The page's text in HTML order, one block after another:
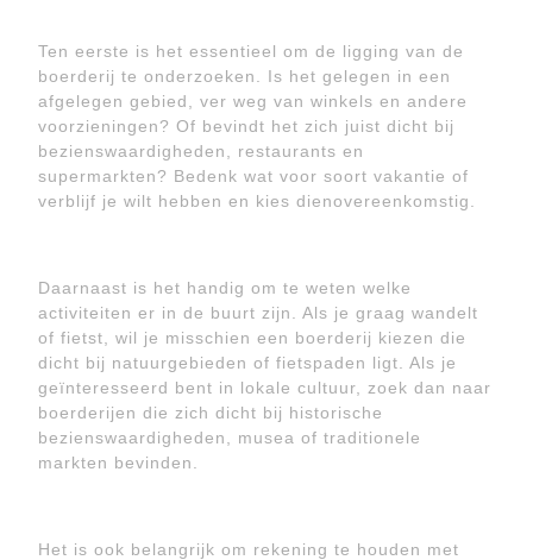
Ten eerste is het essentieel om de ligging van de
boerderij te onderzoeken. Is het gelegen in een
afgelegen gebied, ver weg van winkels en andere
voorzieningen? Of bevindt het zich juist dicht bij
bezienswaardigheden, restaurants en
supermarkten? Bedenk wat voor soort vakantie of
verblijf je wilt hebben en kies dienovereenkomstig.
Daarnaast is het handig om te weten welke
activiteiten er in de buurt zijn. Als je graag wandelt
of fietst, wil je misschien een boerderij kiezen die
dicht bij natuurgebieden of fietspaden ligt. Als je
geïnteresseerd bent in lokale cultuur, zoek dan naar
boerderijen die zich dicht bij historische
bezienswaardigheden, musea of traditionele
markten bevinden.
Het is ook belangrijk om rekening te houden met